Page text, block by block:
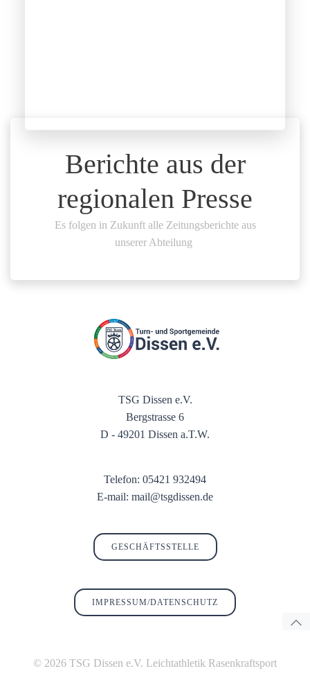
Berichte aus der
regionalen Presse
Es folgen in Zukunft alle Zeitungsberichte aus
unserer Abteilung
TSG Dissen e.V.
Bergstrasse 6
D - 49201 Dissen a.T.W.
Telefon: 05421 932494
E-mail: mail@tsgdissen.de
GESCHÄFTSSTELLE
IMPRESSUM/DATENSCHUTZ
© 2026 TSG Dissen e.V. Leichtathletik Rasenkraftsport